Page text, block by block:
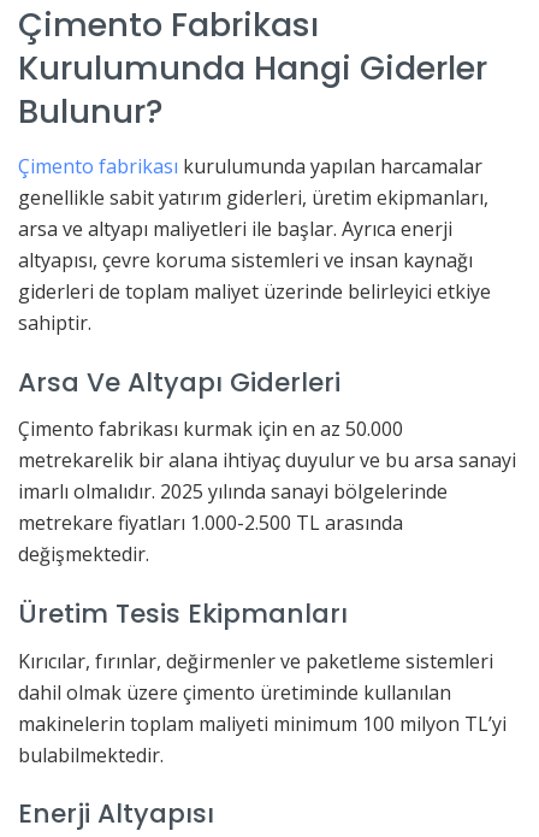
Çimento Fabrikası
Kurulumunda Hangi Giderler
Bulunur?
Çimento fabrikası kurulumunda yapılan harcamalar
genellikle sabit yatırım giderleri, üretim ekipmanları,
arsa ve altyapı maliyetleri ile başlar. Ayrıca enerji
altyapısı, çevre koruma sistemleri ve insan kaynağı
giderleri de toplam maliyet üzerinde belirleyici etkiye
sahiptir.
Arsa Ve Altyapı Giderleri
Çimento fabrikası kurmak için en az 50.000
metrekarelik bir alana ihtiyaç duyulur ve bu arsa sanayi
imarlı olmalıdır. 2025 yılında sanayi bölgelerinde
metrekare fiyatları 1.000-2.500 TL arasında
değişmektedir.
Üretim Tesis Ekipmanları
Kırıcılar, fırınlar, değirmenler ve paketleme sistemleri
dahil olmak üzere çimento üretiminde kullanılan
makinelerin toplam maliyeti minimum 100 milyon TL’yi
bulabilmektedir.
Enerji Altyapısı